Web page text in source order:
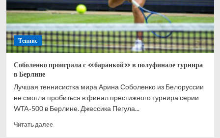
британском
Ноттингеме
Теннис
Соболенко проиграла с «баранкой» в полуфинале турнира
в Берлине
Лучшая теннисистка мира Арина Соболенко из Белоруссии
не смогла пробиться в финал престижного турнира серии
WTA‑500 в Берлине. Джессика Пегула...
Читать далееПрочитать